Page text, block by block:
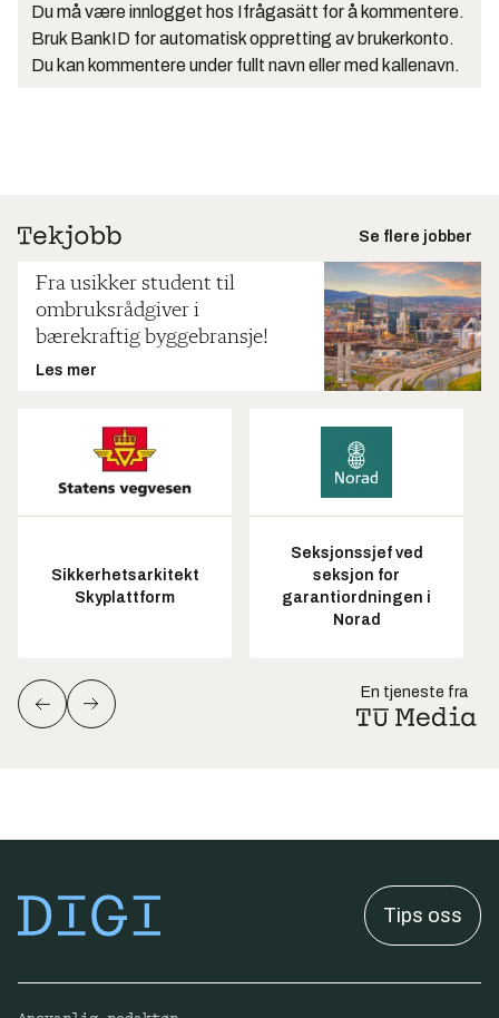
Du må være innlogget hos Ifrågasätt for å kommentere.
Bruk BankID for automatisk oppretting av brukerkonto.
Du kan kommentere under fullt navn eller med kallenavn.
Se flere jobber
Fra usikker student til
ombruksrådgiver i
bærekraftig byggebransje!
Les mer
Sikkerhetsarkitekt
Skyplattform
Seksjonssjef ved
seksjon for
garantiordningen i
Norad
En tjeneste fra
Tips oss